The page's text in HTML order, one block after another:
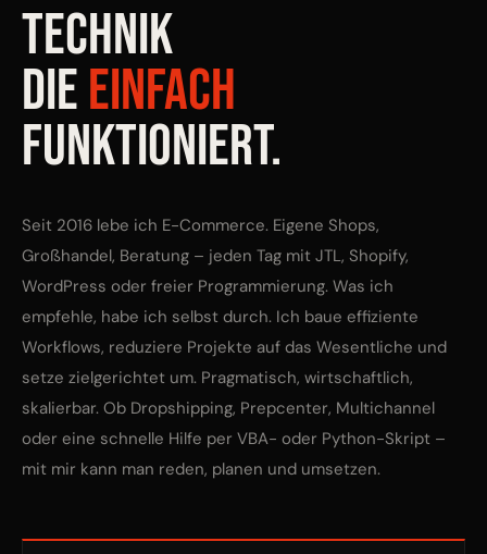
TECHNIK
DIEEINFACH
FUNKTIONIERT.
Seit 2016 lebe ich E-Commerce. Eigene Shops,
Großhandel, Beratung – jeden Tag mit JTL, Shopify,
WordPress oder freier Programmierung. Was ich
empfehle, habe ich selbst durch. Ich baue effiziente
Workflows, reduziere Projekte auf das Wesentliche und
setze zielgerichtet um. Pragmatisch, wirtschaftlich,
skalierbar. Ob Dropshipping, Prepcenter, Multichannel
oder eine schnelle Hilfe per VBA- oder Python-Skript –
mit mir kann man reden, planen und umsetzen.